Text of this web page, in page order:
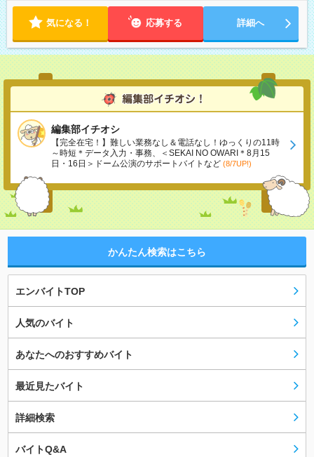
気になる！ 応募する 詳細へ
編集部イチオシ
【完全在宅！】難しい業務なし＆電話なし！ゆっくりの11時
～時短＊データ入力・事務、＜SEKAI NO OWARI＊8月15
日・16日＞ドーム公演のサポートバイトなど (8/7UP!)
かんたん検索はこちら
エンバイトTOP
人気のバイト
あなたへのおすすめバイト
最近見たバイト
詳細検索
バイトQ&A